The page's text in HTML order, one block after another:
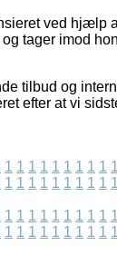
ved hjælp
tager imod
tilbud og
efter at vi
1 1 1 1 1 1 1 1 1 1
1 1 1 1 1 1 1 1 1 1
1 1 1 1 1 1 1 1 1 1
1 1 1 1 1 1 1 1 1 1